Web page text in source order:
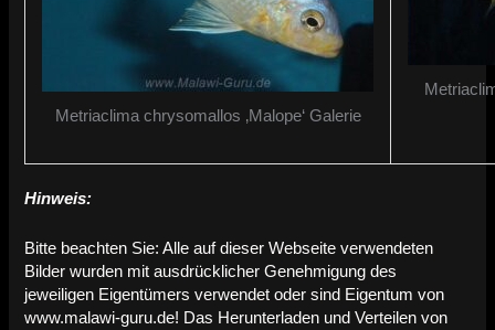
Metriaclima chrysomallos ‚Malope‘ Galerie
Hinweis:
Bitte beachten Sie: Alle auf dieser Webseite verwendeten
Bilder wurden mit ausdrücklicher Genehmigung des
jeweiligen Eigentümers verwendet oder sind Eigentum von
www.malawi-guru.de! Das Herunterladen und Verteilen von